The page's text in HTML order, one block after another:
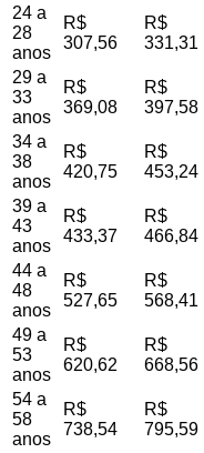
24 a
28
anos
R$
307,56
R$
331,31
29 a
33
anos
R$
369,08
R$
397,58
34 a
38
anos
R$
420,75
R$
453,24
39 a
43
anos
R$
433,37
R$
466,84
44 a
48
anos
R$
527,65
R$
568,41
49 a
53
anos
R$
620,62
R$
668,56
54 a
58
anos
R$
738,54
R$
795,59